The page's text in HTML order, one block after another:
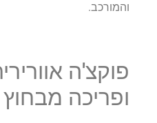
והמורכב.
פוקצ'ה
ופריכה